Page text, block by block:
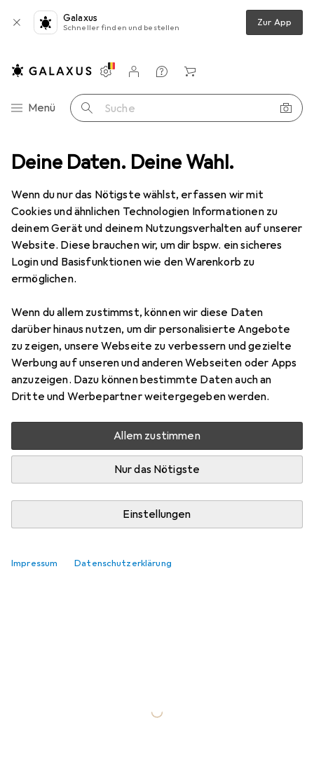
Deine Daten. Deine Wahl.
Wenn du nur das Nötigste wählst, erfassen wir mit
Cookies und ähnlichen Technologien Informationen zu
deinem Gerät und deinem Nutzungsverhalten auf unserer
Website. Diese brauchen wir, um dir bspw. ein sicheres
Login und Basisfunktionen wie den Warenkorb zu
ermöglichen.
Wenn du allem zustimmst, können wir diese Daten
darüber hinaus nutzen, um dir personalisierte Angebote
zu zeigen, unsere Webseite zu verbessern und gezielte
Werbung auf unseren und anderen Webseiten oder Apps
anzuzeigen. Dazu können bestimmte Daten auch an
Dritte und Werbepartner weitergegeben werden.
Allem zustimmen
Nur das Nötigste
Einstellungen
Impressum Datenschutzerklärung
Galaxus
Schneller finden und bestellen Zur App
Navigation nach Kategorien
Menü Suche
Einstellungen
Kundenkonto
Vergleichslisten
Merklisten
Warenkorb
Garten Werkzeug + Werkstatt Messwerkzeug
Messlehre
Produkte Forum